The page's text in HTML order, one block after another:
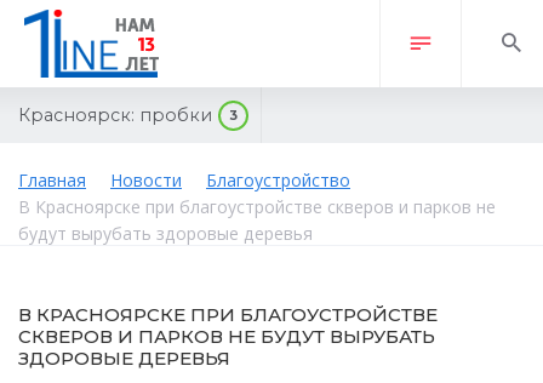
Красноярск: пробки 3
Главная Новости
Благоустройство
В Красноярске при благоустройстве скверов и парков не
будут вырубать здоровые деревья
В КРАСНОЯРСКЕ ПРИ БЛАГОУСТРОЙСТВЕ
СКВЕРОВ И ПАРКОВ НЕ БУДУТ ВЫРУБАТЬ
ЗДОРОВЫЕ ДЕРЕВЬЯ